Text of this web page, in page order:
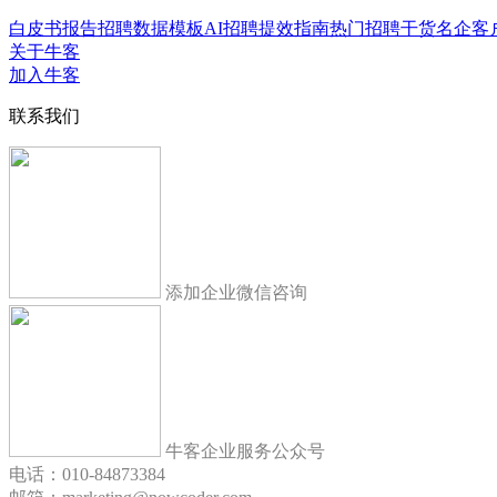
白皮书报告招聘数据模板AI招聘提效指南热门招聘干货名企客
关于牛客
加入牛客
联系我们
添加企业微信咨询
牛客企业服务公众号
电话：010-84873384